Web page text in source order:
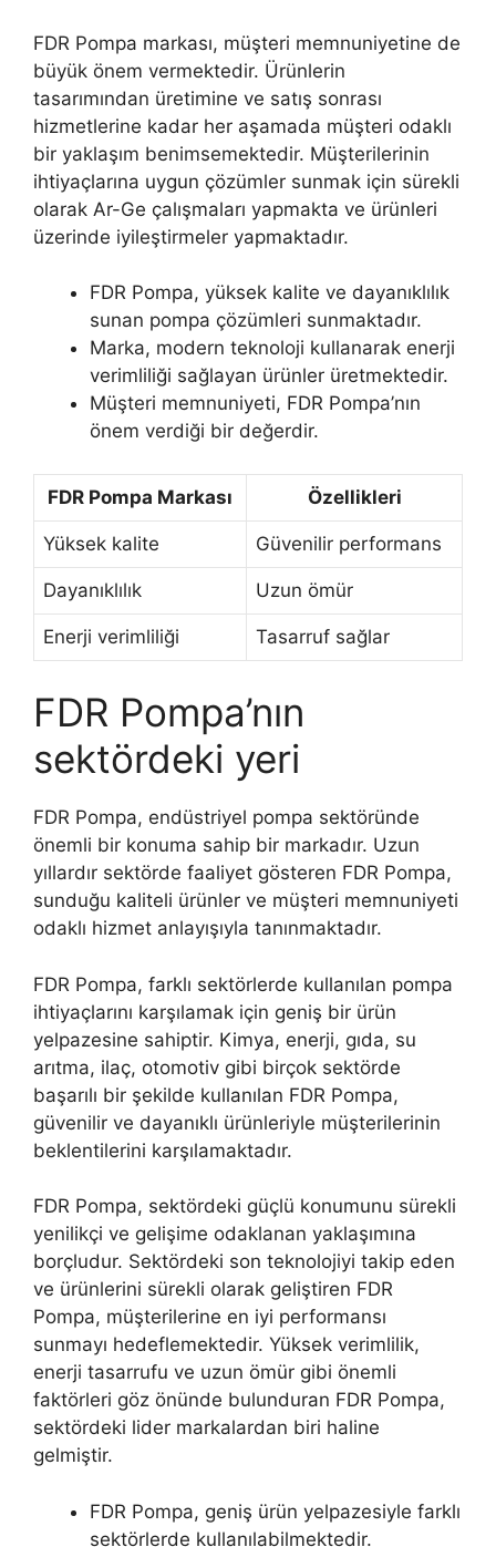
FDR Pompa markası, müşteri memnuniyetine de
büyük önem vermektedir. Ürünlerin
tasarımından üretimine ve satış sonrası
hizmetlerine kadar her aşamada müşteri odaklı
bir yaklaşım benimsemektedir. Müşterilerinin
ihtiyaçlarına uygun çözümler sunmak için sürekli
olarak Ar-Ge çalışmaları yapmakta ve ürünleri
üzerinde iyileştirmeler yapmaktadır.
FDR Pompa, yüksek kalite ve dayanıklılık
sunan pompa çözümleri sunmaktadır.
Marka, modern teknoloji kullanarak enerji
verimliliği sağlayan ürünler üretmektedir.
Müşteri memnuniyeti, FDR Pompa’nın
önem verdiği bir değerdir.
FDR Pompa Markası Özellikleri
Yüksek kalite Güvenilir performans
Dayanıklılık Uzun ömür
Enerji verimliliği Tasarruf sağlar
FDR Pompa’nın
sektördeki yeri
FDR Pompa, endüstriyel pompa sektöründe
önemli bir konuma sahip bir markadır. Uzun
yıllardır sektörde faaliyet gösteren FDR Pompa,
sunduğu kaliteli ürünler ve müşteri memnuniyeti
odaklı hizmet anlayışıyla tanınmaktadır.
FDR Pompa, farklı sektörlerde kullanılan pompa
ihtiyaçlarını karşılamak için geniş bir ürün
yelpazesine sahiptir. Kimya, enerji, gıda, su
arıtma, ilaç, otomotiv gibi birçok sektörde
başarılı bir şekilde kullanılan FDR Pompa,
güvenilir ve dayanıklı ürünleriyle müşterilerinin
beklentilerini karşılamaktadır.
FDR Pompa, sektördeki güçlü konumunu sürekli
yenilikçi ve gelişime odaklanan yaklaşımına
borçludur. Sektördeki son teknolojiyi takip eden
ve ürünlerini sürekli olarak geliştiren FDR
Pompa, müşterilerine en iyi performansı
sunmayı hedeflemektedir. Yüksek verimlilik,
enerji tasarrufu ve uzun ömür gibi önemli
faktörleri göz önünde bulunduran FDR Pompa,
sektördeki lider markalardan biri haline
gelmiştir.
FDR Pompa, geniş ürün yelpazesiyle farklı
sektörlerde kullanılabilmektedir.